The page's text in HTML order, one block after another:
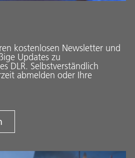
kostenlosen Newsletter und
Updates zu
DLR. Selbstverständlich
abmelden oder Ihre